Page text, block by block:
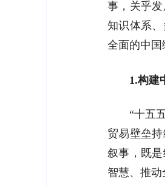
事，关乎
知识体系
全面的中国
1.构建
“十五
贸易壁垒
叙事，既
智慧、推动